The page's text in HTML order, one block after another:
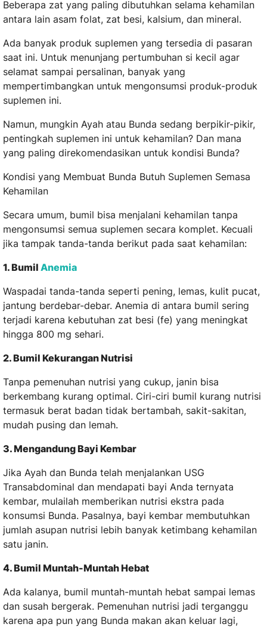
Beberapa zat yang paling dibutuhkan selama kehamilan
antara lain asam folat, zat besi, kalsium, dan mineral.
Ada banyak produk suplemen yang tersedia di pasaran
saat ini. Untuk menunjang pertumbuhan si kecil agar
selamat sampai persalinan, banyak yang
mempertimbangkan untuk mengonsumsi produk-produk
suplemen ini.
Namun, mungkin Ayah atau Bunda sedang berpikir-pikir,
pentingkah suplemen ini untuk kehamilan? Dan mana
yang paling direkomendasikan untuk kondisi Bunda?
Kondisi yang Membuat Bunda Butuh Suplemen Semasa
Kehamilan
Secara umum, bumil bisa menjalani kehamilan tanpa
mengonsumsi semua suplemen secara komplet. Kecuali
jika tampak tanda-tanda berikut pada saat kehamilan:
1. Bumil Anemia
Waspadai tanda-tanda seperti pening, lemas, kulit pucat,
jantung berdebar-debar. Anemia di antara bumil sering
terjadi karena kebutuhan zat besi (fe) yang meningkat
hingga 800 mg sehari.
2. Bumil Kekurangan Nutrisi
Tanpa pemenuhan nutrisi yang cukup, janin bisa
berkembang kurang optimal. Ciri-ciri bumil kurang nutrisi
termasuk berat badan tidak bertambah, sakit-sakitan,
mudah pusing dan lemah.
3. Mengandung Bayi Kembar
Jika Ayah dan Bunda telah menjalankan USG
Transabdominal dan mendapati bayi Anda ternyata
kembar, mulailah memberikan nutrisi ekstra pada
konsumsi Bunda. Pasalnya, bayi kembar membutuhkan
jumlah asupan nutrisi lebih banyak ketimbang kehamilan
satu janin.
4. Bumil Muntah-Muntah Hebat
Ada kalanya, bumil muntah-muntah hebat sampai lemas
dan susah bergerak. Pemenuhan nutrisi jadi terganggu
karena apa pun yang Bunda makan akan keluar lagi,